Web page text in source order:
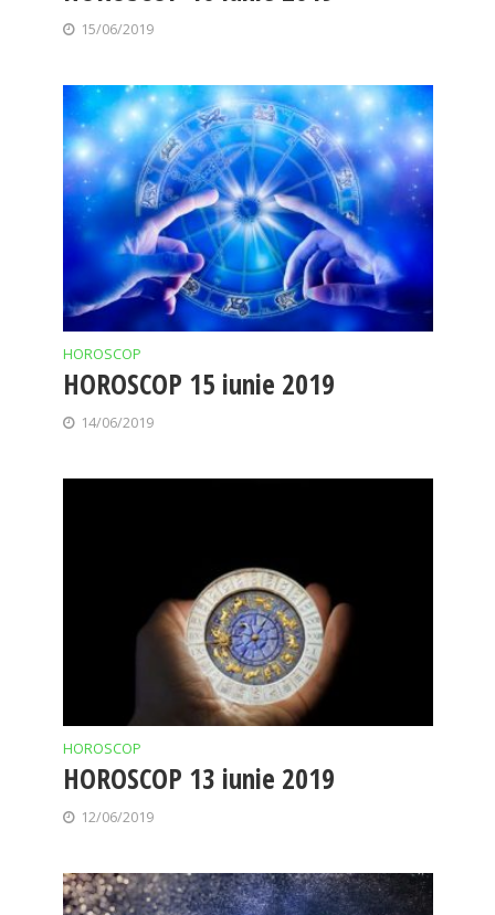
15/06/2019
HOROSCOP
HOROSCOP 15 iunie 2019
14/06/2019
HOROSCOP
HOROSCOP 13 iunie 2019
12/06/2019